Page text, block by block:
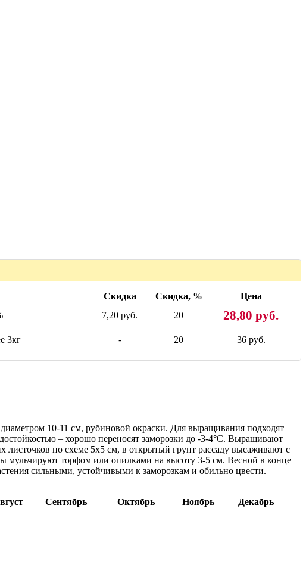
Скидка Скидка, %
Цена
7,20 руб. 20 28,80 руб.
3кг - 20 36 руб.
10-11 см, рубиновой окраски. Для выращивания подходят
– хорошо переносят заморозки до -3-4°C. Выращивают
по схеме 5х5 см, в открытый грунт рассаду высаживают с
мульчируют торфом или опилками на высоту 3-5 см. Весной в конце
сильными, устойчивыми к заморозкам и обильно цвести.
Сентябрь Октябрь Ноябрь
Декабрь